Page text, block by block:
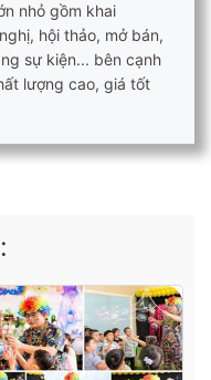
nhỏ gồm khai
hội thảo, mở bán,
sự kiện... bên cạnh
lượng cao, giá tốt